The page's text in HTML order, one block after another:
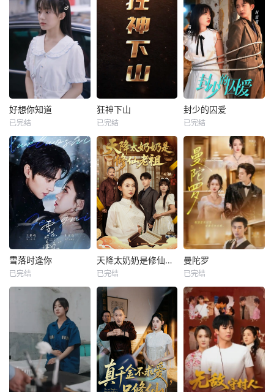
好想你知道
已完结
狂神下山
已完结
封少的囚爱
已完结
雪落时逢你
已完结
天降太奶奶是修仙老祖
已完结
曼陀罗
已完结